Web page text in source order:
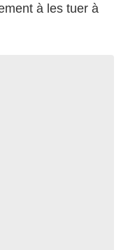
à les tuer à